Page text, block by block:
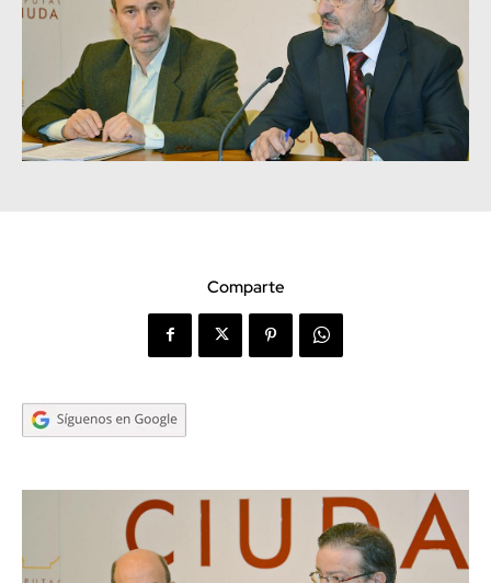
Comparte